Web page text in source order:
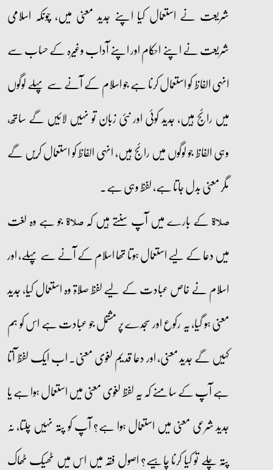
شریعت نے استعمال کیا اپنے جدید معنی میں، چونکہ اسلامی
شریعت نے اپنے احکام اور اپنے آداب وغیرہ کے حساب سے
انہی الفاظ کو استعمال کرنا ہے جو اسلام کے آنے سے پہلے لوگوں
میں رائج ہیں، جدید کوئی اور نئی زبان تو نہیں لائیں گے ساتھ،
وہی الفاظ جو لوگوں میں رائج ہیں، انہی الفاظ کو استعمال کریں گے
مگر معنی بدل جاتا ہے، لفظ وہی ہے۔
صلاۃکے بارے میں آپ سنتے ہیں کہصلاۃجو ہے وہ لغت
میں دعا کے لیے استعمال ہوتا تھا اسلام کے آنے سے پہلے، اور
اسلام نے خاص عبادت کے لیے لفظ صلاۃ وہ استعمال کیا، جدید
معنی ہو گیا، یہ رکوع اور سجدے پر مشتمل جو عبادت ہے اس کو ہم
کہیں گے جدید معنی، اور دعا قدیم لغوی معنی۔ اب ایک لفظ آتا
ہے آپ کے سامنے کہ یہ لفظ لغوی معنی میں استعمال ہوا ہے یا
جدید شرعی معنی میں استعمال ہوا ہے؟ آپ کو پتہ نہیں چلتا، نہ
پتہ چلے تو کیا کرنا چاہیے؟ اصول فقہ میں اس میں ٹھیک ٹھاک